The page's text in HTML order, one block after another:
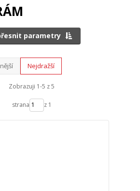
parametry
Nejdražší
Zobrazuji 1-5 z 5
strana z 1